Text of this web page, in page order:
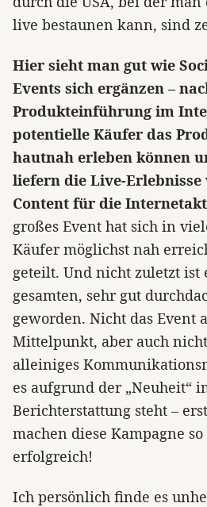
live bestaunen kann, sind
Hier sieht man gut wie
Events sich ergänzen –
Produkteinführung im
potentielle Käufer das
hautnah erleben können
liefern die Live-
Content für die
großes Event hat sich in
Käufer möglichst nah
geteilt. Und nicht zuletzt ist
gesamten, sehr gut
geworden. Nicht das Event
Mittelpunkt, aber auch
alleiniges
es aufgrund der „Neuheit“
Berichterstattung steht –
machen diese Kampagne
erfolgreich!
Ich persönlich finde es